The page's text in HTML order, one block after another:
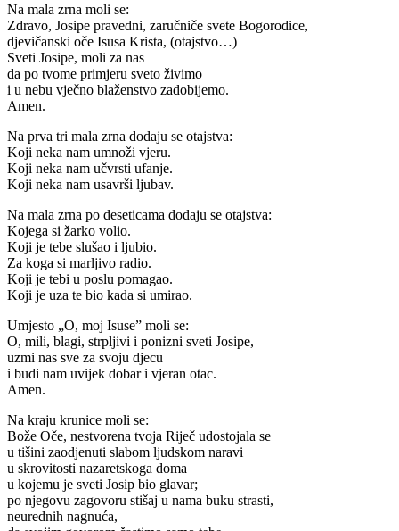
Na mala zrna moli se:
Zdravo, Josipe pravedni, zaručniče svete Bogorodice,
djevičanski oče Isusa Krista, (otajstvo…)
Sveti Josipe, moli za nas
da po tvome primjeru sveto živimo
i u nebu vječno blaženstvo zadobijemo.
Amen.
Na prva tri mala zrna dodaju se otajstva:
Koji neka nam umnoži vjeru.
Koji neka nam učvrsti ufanje.
Koji neka nam usavrši ljubav.
Na mala zrna po deseticama dodaju se otajstva:
Kojega si žarko volio.
Koji je tebe slušao i ljubio.
Za koga si marljivo radio.
Koji je tebi u poslu pomagao.
Koji je uza te bio kada si umirao.
Umjesto „O, moj Isuse” moli se:
O, mili, blagi, strpljivi i ponizni sveti Josipe,
uzmi nas sve za svoju djecu
i budi nam uvijek dobar i vjeran otac.
Amen.
Na kraju krunice moli se:
Bože Oče, nestvorena tvoja Riječ udostojala se
u tišini zaodjenuti slabom ljudskom naravi
u skrovitosti nazaretskoga doma
u kojemu je sveti Josip bio glavar;
po njegovu zagovoru stišaj u nama buku strasti,
neurednih nagnuća,